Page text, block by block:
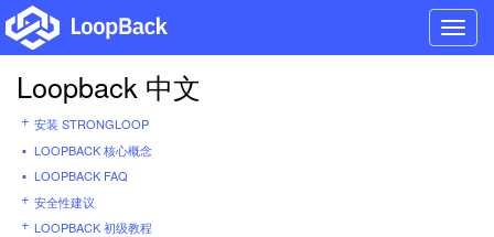
Loopback 中文
安装 STRONGLOOP
LOOPBACK 核心概念
LOOPBACK FAQ
安全性建议
LOOPBACK 初级教程